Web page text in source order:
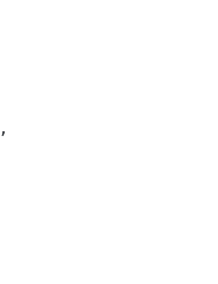
,